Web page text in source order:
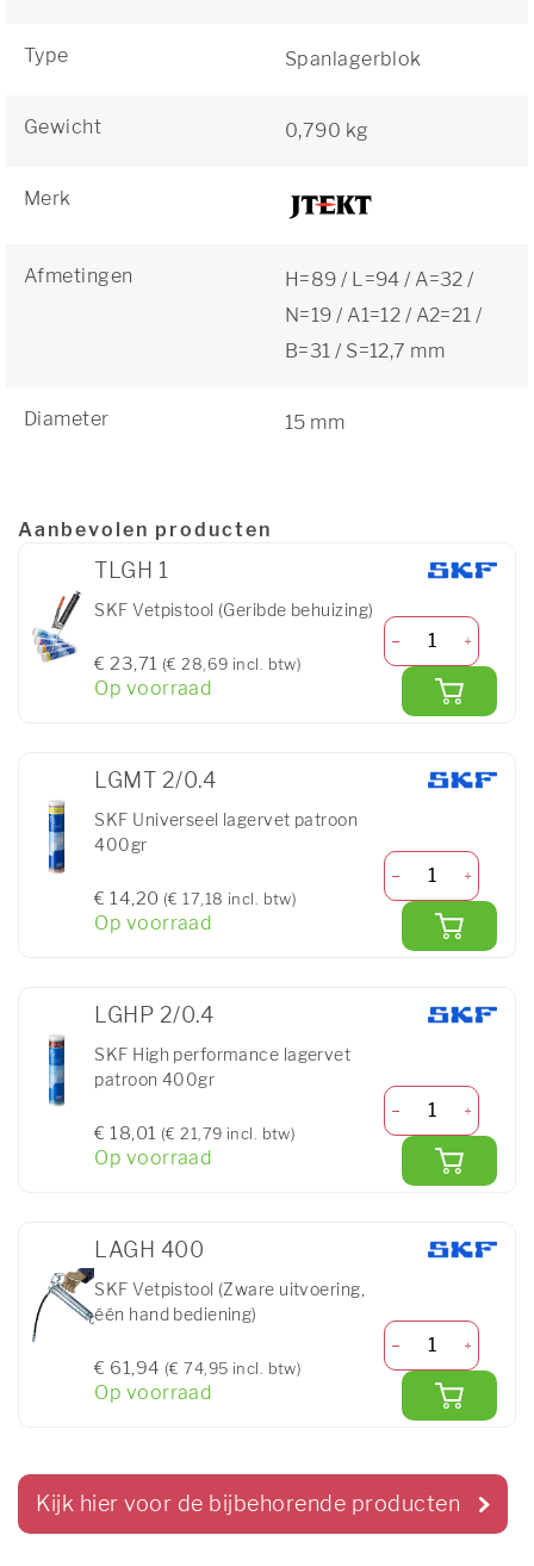
Type Spanlagerblok
Gewicht 0,790 kg
Merk
Afmetingen
H=89 / L=94 / A=32 /
N=19 / A1=12 / A2=21 /
B=31 / S=12,7 mm
Diameter 15 mm
Aanbevolen producten
TLGH 1
SKF Vetpistool (Geribde behuizing)
€ 23,71 (€ 28,69 incl. btw)
Op voorraad
LGMT 2/0.4
SKF Universeel lagervet patroon
400gr
€ 14,20 (€ 17,18 incl. btw)
Op voorraad
LGHP 2/0.4
SKF High performance lagervet
patroon 400gr
€ 18,01 (€ 21,79 incl. btw)
Op voorraad
LAGH 400
SKF Vetpistool (Zware uitvoering,
één hand bediening)
€ 61,94 (€ 74,95 incl. btw)
Op voorraad
Kijk hier voor de bijbehorende producten